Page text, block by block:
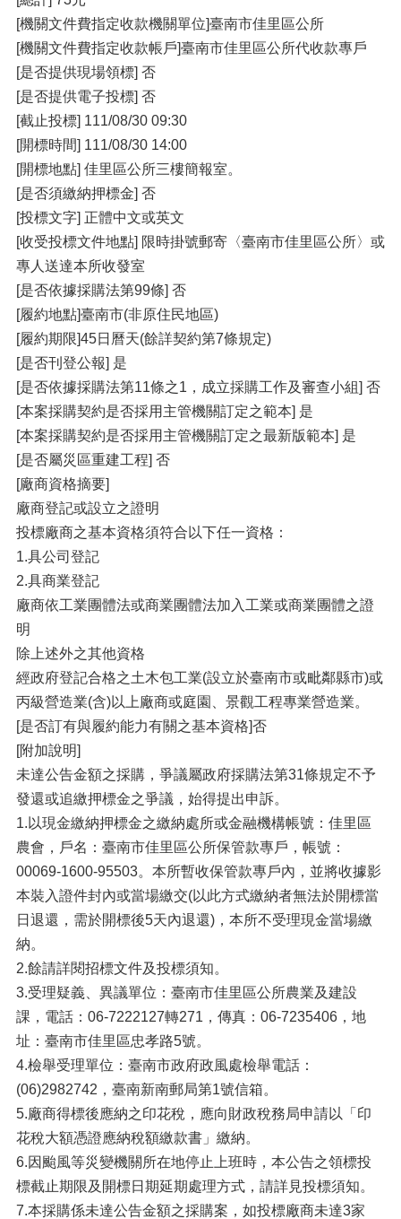
[機關文件費指定收款機關單位]臺南市佳里區公所
[機關文件費指定收款帳戶]臺南市佳里區公所代收款專戶
[是否提供現場領標] 否
[是否提供電子投標] 否
[截止投標] 111/08/30 09:30
[開標時間] 111/08/30 14:00
[開標地點] 佳里區公所三樓簡報室。
[是否須繳納押標金] 否
[投標文字] 正體中文或英文
[收受投標文件地點] 限時掛號郵寄〈臺南市佳里區公所〉或
專人送達本所收發室
[是否依據採購法第99條] 否
[履約地點]臺南市(非原住民地區)
[履約期限]45日曆天(餘詳契約第7條規定)
[是否刊登公報] 是
[是否依據採購法第11條之1，成立採購工作及審查小組] 否
[本案採購契約是否採用主管機關訂定之範本] 是
[本案採購契約是否採用主管機關訂定之最新版範本] 是
[是否屬災區重建工程] 否
[廠商資格摘要]
廠商登記或設立之證明
投標廠商之基本資格須符合以下任一資格：
1.具公司登記
2.具商業登記
廠商依工業團體法或商業團體法加入工業或商業團體之證
明
除上述外之其他資格
經政府登記合格之土木包工業(設立於臺南市或毗鄰縣市)或
丙級營造業(含)以上廠商或庭園、景觀工程專業營造業。
[是否訂有與履約能力有關之基本資格]否
[附加說明]
未達公告金額之採購，爭議屬政府採購法第31條規定不予
發還或追繳押標金之爭議，始得提出申訴。
1.以現金繳納押標金之繳納處所或金融機構帳號：佳里區
農會，戶名：臺南市佳里區公所保管款專戶，帳號：
00069-1600-95503。本所暫收保管款專戶內，並將收據影
本裝入證件封內或當場繳交(以此方式繳納者無法於開標當
日退還，需於開標後5天內退還)，本所不受理現金當場繳
納。
2.餘請詳閱招標文件及投標須知。
3.受理疑義、異議單位：臺南市佳里區公所農業及建設
課，電話：06-7222127轉271，傳真：06-7235406，地
址：臺南市佳里區忠孝路5號。
4.檢舉受理單位：臺南市政府政風處檢舉電話：
(06)2982742，臺南新南郵局第1號信箱。
5.廠商得標後應納之印花稅，應向財政稅務局申請以「印
花稅大額憑證應納稅額繳款書」繳納。
6.因颱風等災變機關所在地停止上班時，本公告之領標投
標截止期限及開標日期延期處理方式，請詳見投標須知。
7.本採購係未達公告金額之採購案，如投標廠商未達3家